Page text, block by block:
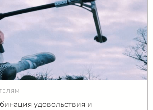
удовольствия и